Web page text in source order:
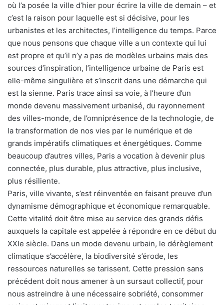
où l’a posée la ville d’hier pour écrire la ville de demain – et
c’est la raison pour laquelle est si décisive, pour les
urbanistes et les architectes, l’intelligence du temps. Parce
que nous pensons que chaque ville a un contexte qui lui
est propre et qu’il n’y a pas de modèles urbains mais des
sources d’inspiration, l’intelligence urbaine de Paris est
elle-même singulière et s’inscrit dans une démarche qui
est la sienne. Paris trace ainsi sa voie, à l’heure d’un
monde devenu massivement urbanisé, du rayonnement
des villes-monde, de l’omniprésence de la technologie, de
la transformation de nos vies par le numérique et de
grands impératifs climatiques et énergétiques. Comme
beaucoup d’autres villes, Paris a vocation à devenir plus
connectée, plus durable, plus attractive, plus inclusive,
plus résiliente.
Paris, ville vivante, s’est réinventée en faisant preuve d’un
dynamisme démographique et économique remarquable.
Cette vitalité doit être mise au service des grands défis
auxquels la capitale est appelée à répondre en ce début du
XXIe siècle. Dans un mode devenu urbain, le dérèglement
climatique s’accélère, la biodiversité s’érode, les
ressources naturelles se tarissent. Cette pression sans
précédent doit nous amener à un sursaut collectif, pour
nous astreindre à une nécessaire sobriété, consommer